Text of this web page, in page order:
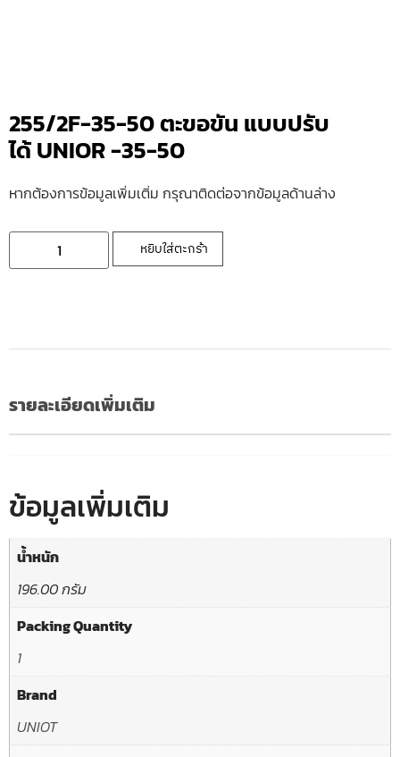
255/2F-35-50 ตะขอขัน แบบปรับ
ได้ UNIOR -35-50
หากต้องการข้อมูลเพิ่มเติ่ม กรุณาติดต่อจากข้อมูลด้านล่าง
หยิบใส่ตะกร้า
รายละเอียดเพิ่มเติม
ข้อมูลเพิ่มเติม
น้ำหนัก
196.00 กรัม
Packing Quantity
1
Brand
UNIOT